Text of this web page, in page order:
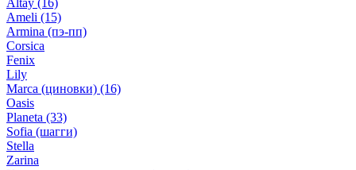
Altay (16)
Ameli (15)
Armina (пэ-пп)
Corsica
Fenix
Lily
Marca (циновки) (16)
Oasis
Planeta (33)
Sofia (шагги)
Stella
Zarina